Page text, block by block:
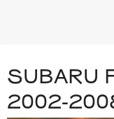
SUBARU
2002-